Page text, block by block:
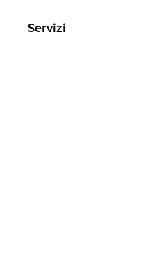
Servizi